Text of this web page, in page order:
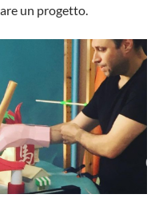
un progetto.